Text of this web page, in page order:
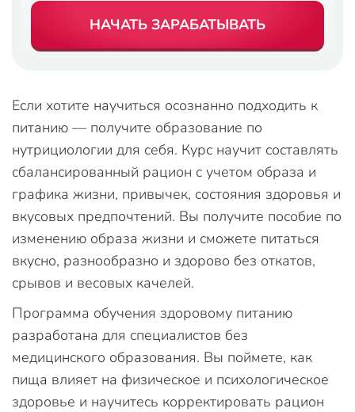
НАЧАТЬ ЗАРАБАТЫВАТЬ
Если хотите научиться осознанно подходить к
питанию — получите образование по
нутрициологии для себя. Курс научит составлять
сбалансированный рацион с учетом образа и
графика жизни, привычек, состояния здоровья и
вкусовых предпочтений. Вы получите пособие по
изменению образа жизни и сможете питаться
вкусно, разнообразно и здорово без откатов,
срывов и весовых качелей.
Программа обучения здоровому питанию
разработана для специалистов без
медицинского образования. Вы поймете, как
пища влияет на физическое и психологическое
здоровье и научитесь корректировать рацион